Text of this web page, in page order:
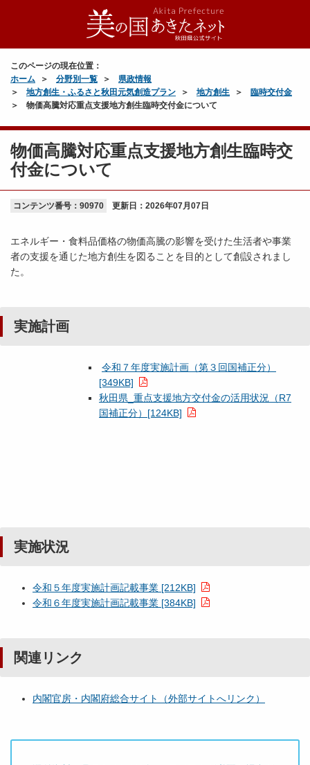
このページの現在位置：
ホーム
分野別一覧
県政情報
地方創生・ふるさと秋田元気創造プラン
地方創生
臨時交付金
物価高騰対応重点支援地方創生臨時交付金について
物価高騰対応重点支援地方創生臨時交
付金について
コンテンツ番号：90970 更新日： 2026年07月07日
エネルギー・食料品価格の物価高騰の影響を受けた生活者や事業
者の支援を通じた地方創生を図ることを目的として創設されまし
た。
実施計画
令和７年度実施計画（第３回国補正分）
[349KB]
秋田県_重点支援地方交付金の活用状況（R7
国補正分）[124KB]
実施状況
令和５年度実施計画記載事業 [212KB]
令和６年度実施計画記載事業 [384KB]
関連リンク
内閣官房・内閣府総合サイト（外部サイトへリンク）